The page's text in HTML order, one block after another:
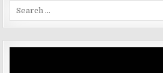
Search for: